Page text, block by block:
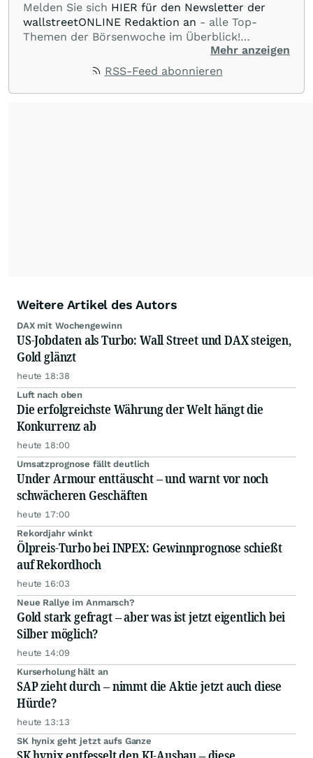
Melden Sie sich HIER für den Newsletter der
wallstreetONLINE Redaktion an - alle Top-
Themen der Börsenwoche im Überblick!
Verpassen Sie kein wichtiges Anleger-Thema!Für
Beiträge auf diesem journalistischen Channel ist
Redaktion verantwortlich. Die Fachjournalisten
Mehr anzeigen
RSS-Feed abonnieren
Weitere Artikel des Autors
DAX mit Wochengewinn
US-Jobdaten als Turbo: Wall Street und DAX steigen,
Gold glänzt
heute 18:38
Luft nach oben
Die erfolgreichste Währung der Welt hängt die
Konkurrenz ab
heute 18:00
Umsatzprognose fällt deutlich
Under Armour enttäuscht – und warnt vor noch
schwächeren Geschäften
heute 17:00
Rekordjahr winkt
Ölpreis-Turbo bei INPEX: Gewinnprognose schießt
auf Rekordhoch
heute 16:03
Neue Rallye im Anmarsch?
Gold stark gefragt – aber was ist jetzt eigentlich bei
Silber möglich?
heute 14:09
Kurserholung hält an
SAP zieht durch – nimmt die Aktie jetzt auch diese
Hürde?
heute 13:13
SK hynix geht jetzt aufs Ganze